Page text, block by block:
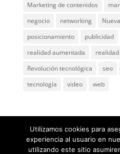
Marketing de contenidos
negocio
networking
posicionamiento
publicidad
realidad aumentada
Revolución tecnológica
seo
tecnología
video web
Utilizamos cookies para
experiencia al usuario en
utilizando este sitio